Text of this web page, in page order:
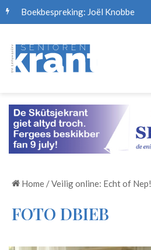
Boekbespreking: Joël Knobbe
Home /Veilig online: Echt of Nep!
FOTO DBIEB